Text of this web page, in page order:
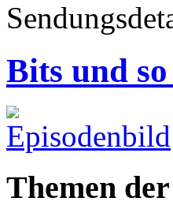
Bits und
Themen